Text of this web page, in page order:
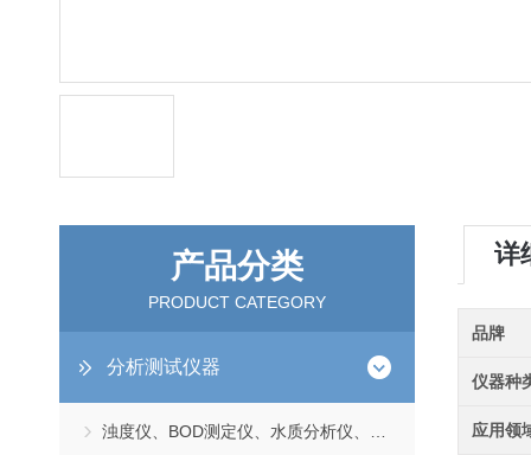
产品分类
PRODUCT CATEGORY
分析测试仪器
详
品牌
仪器种
应用领